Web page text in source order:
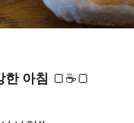
한 아침 🍞☕🍞